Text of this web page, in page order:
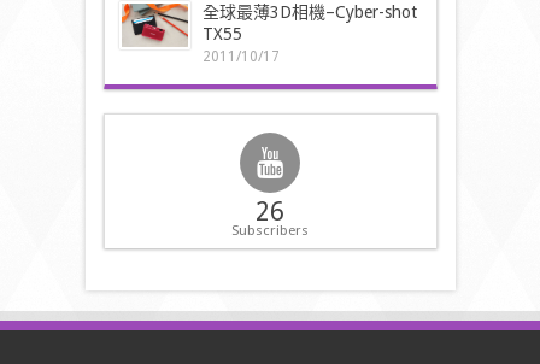
全球最薄3D相機–Cyber-shot
TX55
2011/10/17
26
Subscribers